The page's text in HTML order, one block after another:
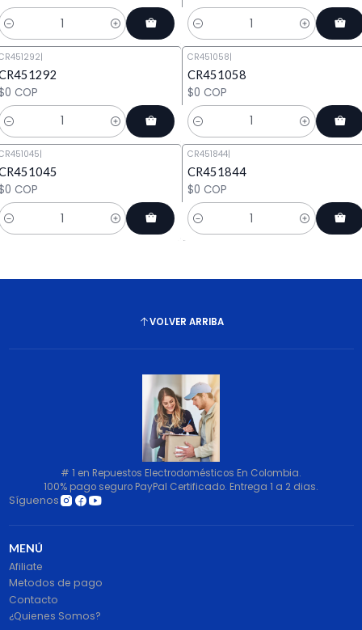
Cantidad
|
COP
CR451058|
CR451058
$0 COP
Cantidad
|
COP
CR451844|
CR451844
$0 COP
Cantidad
VOLVER ARRIBA
# 1 en Repuestos Electrodomésticos En Colombia.
100% pago seguro PayPal Certificado. Entrega 1 a 2 dias.
Síguenos
MENÚ
Afiliate
Metodos de pago
Contacto
¿Quienes Somos?